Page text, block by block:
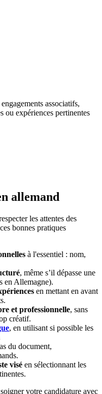
associatifs,
ou expériences pertinentes
allemand
les attentes des
bonnes pratiques
à l'essentiel : nom,
, même s’il dépasse une
en Allemagne).
en mettant en avant
et professionnelle, sans
créatif.
, en utilisant si possible les
du document,
visé en sélectionnant les
votre candidature avec